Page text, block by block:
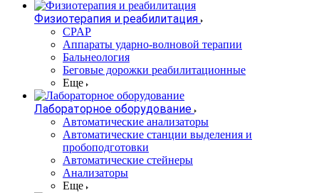
Физиотерапия и реабилитация
CPAP
Аппараты ударно-волновой терапии
Бальнеология
Беговые дорожки реабилитационные
Еще
Лабораторное оборудование
Автоматические анализаторы
Автоматические станции выделения и
пробоподготовки
Автоматические стейнеры
Анализаторы
Еще